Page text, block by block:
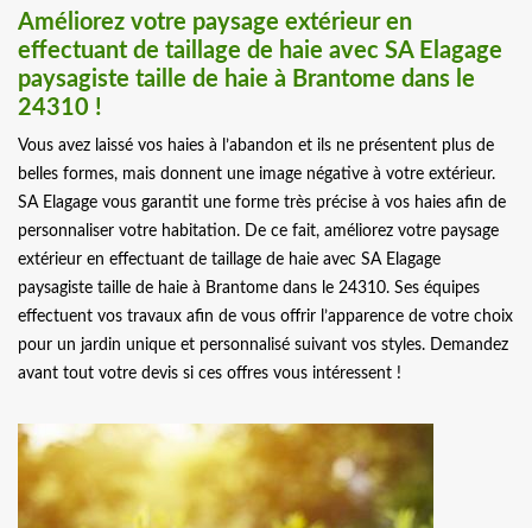
Améliorez votre paysage extérieur en
effectuant de taillage de haie avec SA Elagage
paysagiste taille de haie à Brantome dans le
24310 !
Vous avez laissé vos haies à l’abandon et ils ne présentent plus de
belles formes, mais donnent une image négative à votre extérieur.
SA Elagage vous garantit une forme très précise à vos haies afin de
personnaliser votre habitation. De ce fait, améliorez votre paysage
extérieur en effectuant de taillage de haie avec SA Elagage
paysagiste taille de haie à Brantome dans le 24310. Ses équipes
effectuent vos travaux afin de vous offrir l’apparence de votre choix
pour un jardin unique et personnalisé suivant vos styles. Demandez
avant tout votre devis si ces offres vous intéressent !